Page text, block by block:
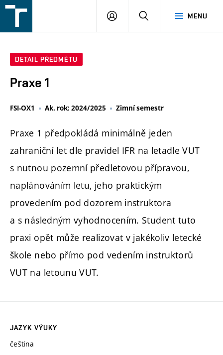
v
MENU
PŘIHLÁŠENÍ
DETAIL PŘEDMĚTU
Praxe 1
FSI-OX1 Ak. rok: 2024/2025 Zimní semestr
Praxe 1 předpokládá minimálně jeden
zahraniční let dle pravidel IFR na letadle VUT
s nutnou pozemní předletovou přípravou,
naplánováním letu, jeho praktickým
provedením pod dozorem instruktora
a s následným vyhodnocením. Student tuto
praxi opět může realizovat v jakékoliv letecké
škole nebo přímo pod vedením instruktorů
VUT na letounu VUT.
JAZYK VÝUKY
čeština